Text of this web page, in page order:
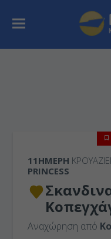
11ΉΜΕΡΗ
PRINCESS
Αναχώρηση από